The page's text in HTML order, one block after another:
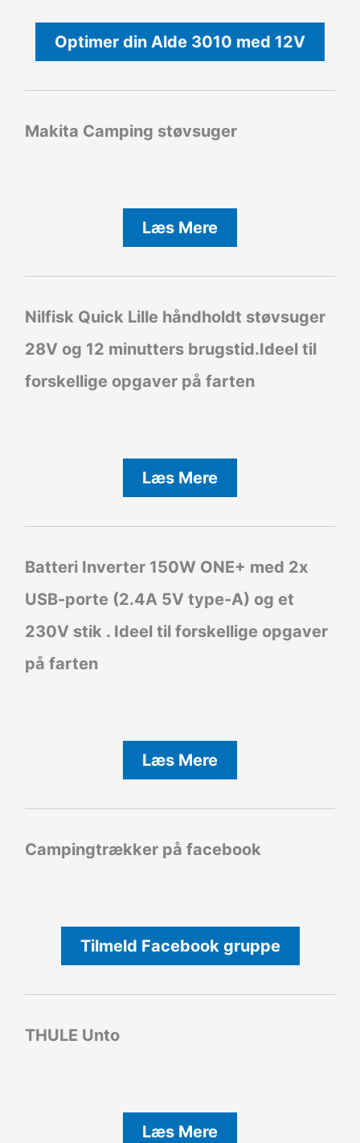
Optimer din Alde 3010 med 12V
Makita Camping støvsuger
Læs Mere
Nilfisk Quick Lille håndholdt støvsuger
28V og 12 minutters brugstid.Ideel til
forskellige opgaver på farten
Læs Mere
Batteri Inverter150W ONE+ med 2x
USB-porte (2.4A 5V type-A) og et
230V stik . Ideel til forskellige opgaver
på farten
Læs Mere
Campingtrækker på facebook
Tilmeld Facebook gruppe
THULE Unto
Læs Mere